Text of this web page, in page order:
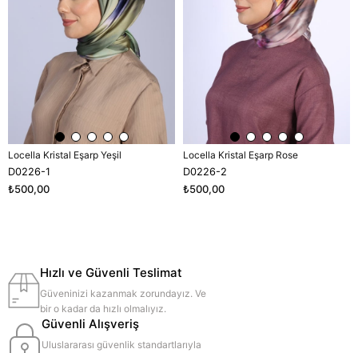
Locella Kristal Eşarp Yeşil
D0226-1
₺500,00
Locella Kristal Eşarp Rose
D0226-2
₺500,00
Hızlı ve Güvenli Teslimat
Güveninizi kazanmak zorundayız. Ve
bir o kadar da hızlı olmalıyız.
Güvenli Alışveriş
Uluslararası güvenlik standartlarıyla